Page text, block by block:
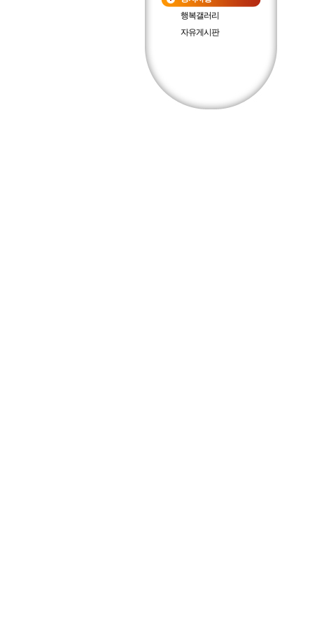
행복갤러리
자유게시판